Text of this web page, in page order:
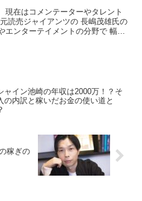
現在はコメンテーターやタレント
読売ジャイアンツの 長嶋茂雄氏の
ンターテイメントの分野で 幅広
ャイン池崎の年収は2000万！？そ
の内訳と稼いだお金の使い道と
稼ぎの